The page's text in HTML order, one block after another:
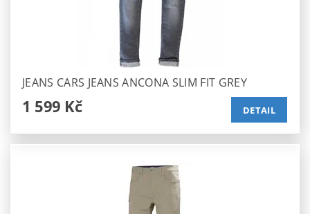
JEANS CARS JEANS ANCONA SLIM FIT GREY
1 599 Kč DETAIL